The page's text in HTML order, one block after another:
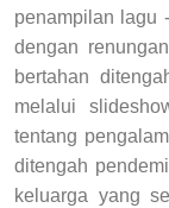
penampilan lagu
dengan
bertahan
melalui
tentang
ditengah
keluarga yang